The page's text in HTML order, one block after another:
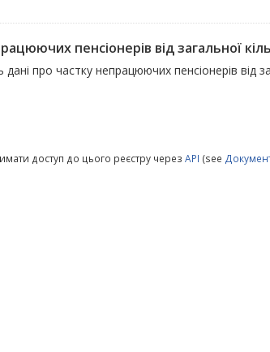
пенсіонерів від загальної
дані про частку непрацюючих пенсіонерів від
доступ до цього реєстру через API (see